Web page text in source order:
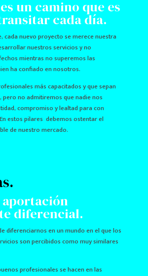
un camino que es
cada día.
cada nuevo proyecto se merece nuestra
nuestros servicios y no
mientras no superemos las
ha confiado en nosotros.
más capacitados y que sepan
no admitiremos que nadie nos
compromiso y lealtad para con
estos pilares debemos ostentar el
de nuestro mercado.
diferencial.
diferenciarnos en un mundo en el que los
son percibidos como muy similares
profesionales se hacen en las